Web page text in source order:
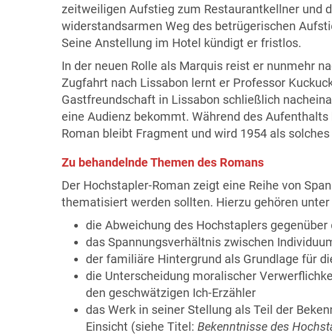
zeitweiligen Aufstieg zum Restaurantkellner und
widerstandsarmen Weg des betrügerischen
Seine Anstellung im Hotel kündigt er fristlos.
In der neuen Rolle als Marquis reist er nunmehr
Zugfahrt nach Lissabon lernt er Professor
Gastfreundschaft in Lissabon schließlich
eine Audienz bekommt. Während des
Roman bleibt Fragment und wird 1954 als
Zu behandelnde Themen des Romans
Der Hochstapler-Roman zeigt eine Reihe von
thematisiert werden sollten. Hierzu gehören unter
die Abweichung des Hochstaplers
das Spannungsverhältnis zwischen
der familiäre Hintergrund als Grundlage für
die Unterscheidung moralischer
den geschwätzigen Ich-Erzähler
das Werk in seiner Stellung als Teil der
Einsicht (siehe Titel: Bekenntnisse des